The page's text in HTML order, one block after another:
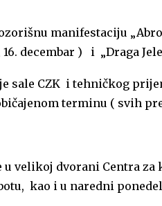
manifestaciju
decembar ) i „Draga
sale CZK i tehničkog
terminu ( svih
velikoj dvorani Centra za
kao i u naredni